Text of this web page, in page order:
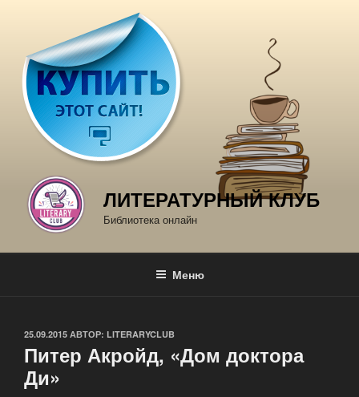
содержимому
ЛИТЕРАТУРНЫЙ КЛУБ
Библиотека онлайн
Меню
ОПУБЛИКОВАНО
25.09.2015 АВТОР: LITERARYCLUB
Питер Акройд, «Дом доктора
Ди»